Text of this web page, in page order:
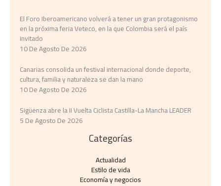
El Foro Iberoamericano volverá a tener un gran protagonismo
en la próxima feria Veteco, en la que Colombia será el país
invitado
10 De Agosto De 2026
Canarias consolida un festival internacional donde deporte,
cultura, familia y naturaleza se dan la mano
10 De Agosto De 2026
Sigüenza abre la II Vuelta Ciclista Castilla-La Mancha LEADER
5 De Agosto De 2026
Categorías
Actualidad
Estilo de vida
Economía y negocios​